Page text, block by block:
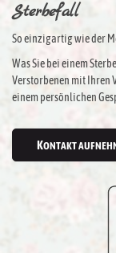
Sterbefall
So einzigartig wie der
Was Sie bei einem
Verstorbenen mit Ihren
einem persönlichen
KONTAKT